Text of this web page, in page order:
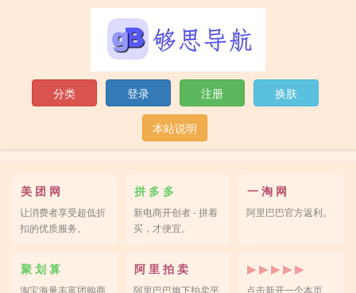
分类 登录 注册 换肤
本站说明
美 团 网
让消费者享受超低折
扣的优质服务。
拼 多 多
新电商开创者 - 拼着
买，才便宜。
一 淘 网
阿里巴巴官方返利。
聚 划 算
淘宝海量丰富团购商
阿 里 拍 卖
阿里巴巴旗下拍卖平
▶ ▶ ▶ ▶ ▶
点击新开一个本页